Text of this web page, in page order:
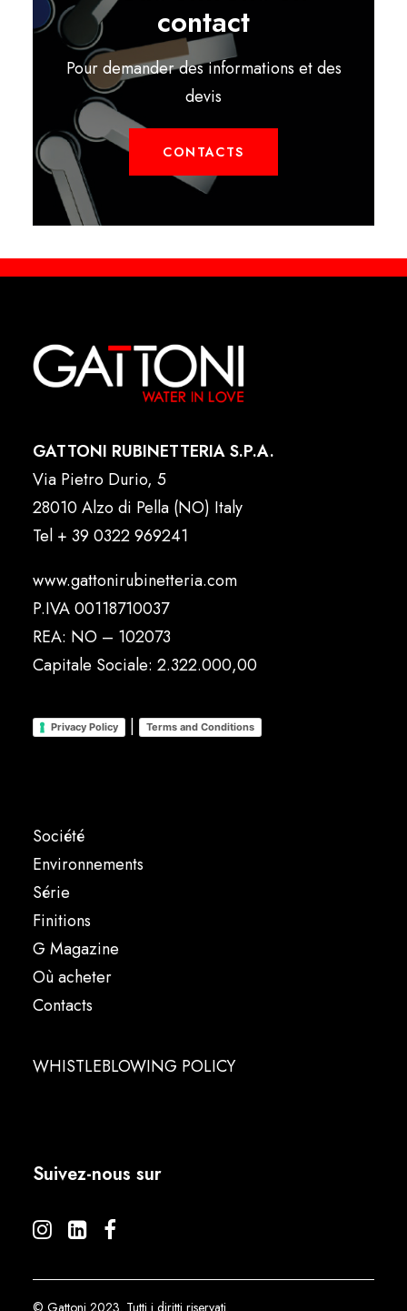
contact
Pour demander des informations et des
devis
CONTACTS
GATTONI RUBINETTERIA S.P.A.
Via Pietro Durio, 5
28010 Alzo di Pella (NO) Italy
Tel + 39 0322 969241
www.gattonirubinetteria.com
P.IVA 00118710037
REA: NO – 102073
Capitale Sociale: 2.322.000,00
Privacy Policy | Terms and Conditions
Société
Environnements
Série
Finitions
G Magazine
Où acheter
Contacts
WHISTLEBLOWING POLICY
Suivez-nous sur
© Gattoni 2023. Tutti i diritti riservati.